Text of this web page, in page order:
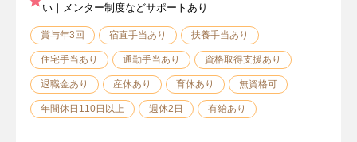
い｜メンター制度などサポートあり
賞与年3回 宿直手当あり 扶養手当あり
住宅手当あり 通勤手当あり 資格取得支援あり
退職金あり 産休あり 育休あり 無資格可
年間休日110日以上 週休2日 有給あり